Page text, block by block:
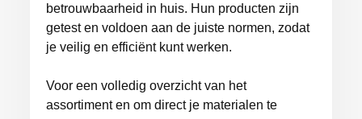
betrouwbaarheid in huis. Hun producten zijn
getest en voldoen aan de juiste normen, zodat
je veilig en efficiënt kunt werken.
Voor een volledig overzicht van het
assortiment en om direct je materialen te